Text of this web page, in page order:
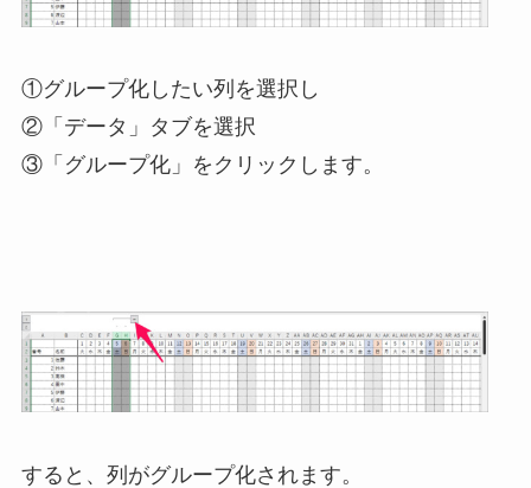
①グループ化したい列を選択し
②「データ」タブを選択
③「グループ化」をクリックします。
すると、列がグループ化されます。